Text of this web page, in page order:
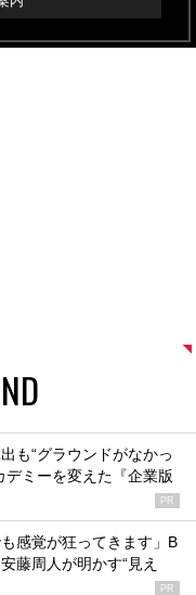
も“グラウンドがなかっ
ミーを変えた『企業版
PR
感覚が狂ってきます」B
藤周人が明かす“見え
PR